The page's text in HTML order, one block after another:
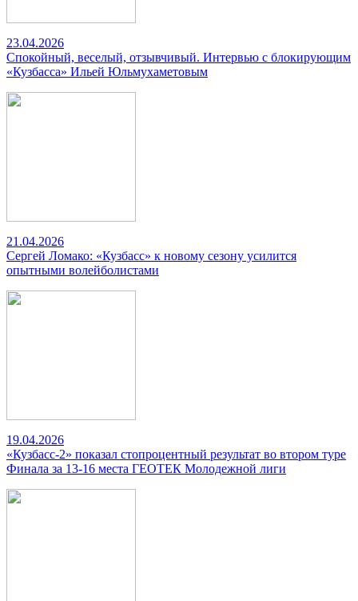
23.04.2026
Спокойный, веселый, отзывчивый. Интервью с блокирующим
«Кузбасса» Ильей Юльмухаметовым
21.04.2026
Сергей Ломако: «Кузбасс» к новому сезону усилится
опытными волейболистами
19.04.2026
«Кузбасс-2» показал стопроцентный результат во втором туре
Финала за 13-16 места ГЕОТЕК Молодежной лиги